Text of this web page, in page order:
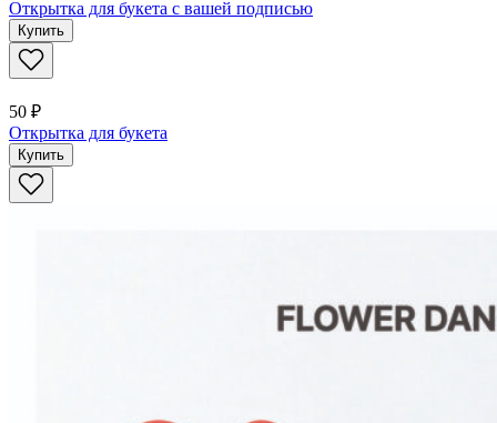
Открытка для букета с вашей подписью
Купить
50 ₽
Открытка для букета
Купить